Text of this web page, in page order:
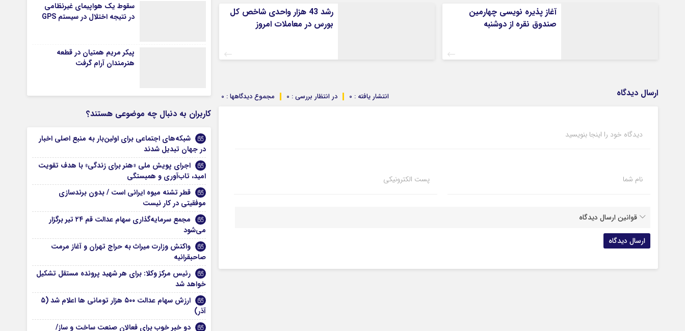
آغاز پذیره نویسی چهارمین
صندوق نقره از دوشنبه
رشد 43 هزار واحدی شاخص کل
بورس در معاملات امروز
ارسال دیدگاه مجموع دیدگاهها : 0 در انتظار بررسی : 0 انتشار یافته : 0
دیدگاه خود را اینجا بنویسید
نام شما پست الکترونیکی
قوانین ارسال دیدگاه
سقوط یک هواپیمای غیرنظامی
در نتیجه اختلال در سیستم‌ GPS
پیکر مریم همتیان در قطعه
هنرمندان آرام گرفت
کاربران به دنبال چه موضوعی هستند؟
شبکه‌های اجتماعی برای اولین‌بار به منبع اصلی اخبار
در جهان تبدیل شدند
اجرای پویش ملی «هنر برای زندگی» با هدف تقویت
امید، تاب‌آوری و همبستگی
قطر تشنه میوه ایرانی است / بدون برندسازی
موفقیتی در کار نیست
مجمع سرمایه‌گذاری سهام عدالت قم ۲۴ تیر برگزار
می‌شود
واکنش وزارت میراث به حراج تهران و آغاز مرمت
صاحبقرانیه
رئیس مرکز وکلا: برای هر شهید پرونده مستقل تشکیل
خواهد شد
ارزش سهام عدالت ۵۰۰ هزار تومانی ها اعلام شد (۵
آذر)
دو خبر خوب برای فعالان صنعت ساخت و ساز/